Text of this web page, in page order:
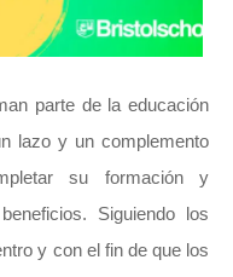
parte de la educación
lazo y un complemento
su formación y
Siguiendo los
y con el fin de que los